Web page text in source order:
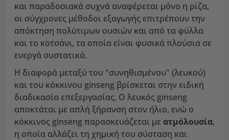
και παραδοσιακά συχνά αναφέρεται μόνο η ρίζα,
οι σύγχρονες μέθοδοι εξαγωγής επιτρέπουν την
απόκτηση πολύτιμων ουσιών και από τα φύλλα
και το κοτσάνι, τα οποία είναι φυσικά πλούσια σε
ενεργά συστατικά.
Η διαφορά μεταξύ του "συνηθισμένου" (λευκού)
και του κόκκινου ginseng βρίσκεται στην ειδική
διαδικασία επεξεργασίας. Ο λευκός ginseng
αποκτάται με απλή ξήρανση στον ήλιο, ενώ ο
κόκκινος ginseng παρασκευάζεται με ατμόλουσία,
η οποία αλλάζει τη χημική του σύσταση και